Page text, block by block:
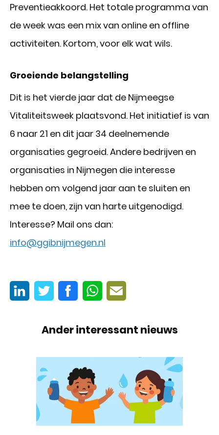
Preventieakkoord. Het totale programma van
de week was een mix van online en offline
activiteiten. Kortom, voor elk wat wils.
Groeiende belangstelling
Dit is het vierde jaar dat de Nijmeegse
Vitaliteitsweek plaatsvond. Het initiatief is van
6 naar 21 en dit jaar 34 deelnemende
organisaties gegroeid. Andere bedrijven en
organisaties in Nijmegen die interesse
hebben om volgend jaar aan te sluiten en
mee te doen, zijn van harte uitgenodigd.
Interesse? Mail ons dan:
info@ggibnijmegen.nl
Ander interessant nieuws